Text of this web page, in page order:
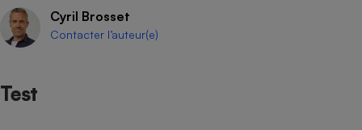
Cyril Brosset
Contacter l’auteur(e)
Test